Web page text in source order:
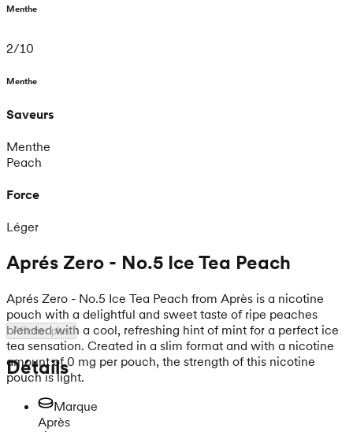
Menthe
2/10
Menthe
Saveurs
Menthe
Peach
Force
Léger
Aprés Zero - No.5 Ice Tea Peach
Aprés Zero - No.5 Ice Tea Peach from Après is a nicotine
pouch with a delightful and sweet taste of ripe peaches
blended with a cool, refreshing hint of mint for a perfect ice
tea sensation. Created in a slim format and with a nicotine
amount of 0 mg per pouch, the strength of this nicotine
pouch is light.
Afficher plus
Détails
Marque
Après